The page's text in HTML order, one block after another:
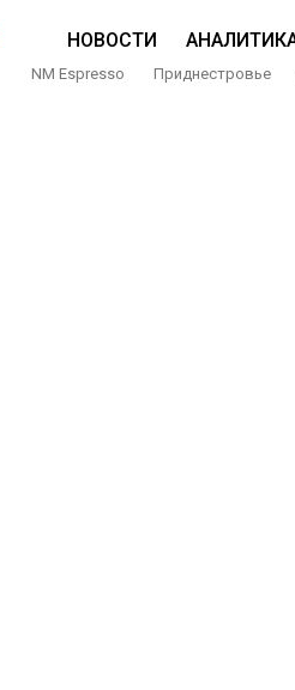
НОВОСТИ
NM Espresso Приднестровье